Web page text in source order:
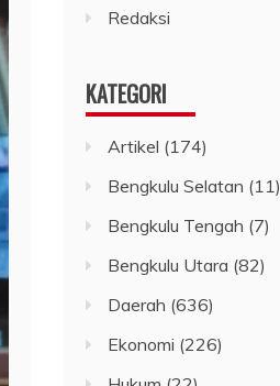
Redaksi
KATEGORI
Artikel (174)
Bengkulu Selatan (11)
Bengkulu Tengah (7)
Bengkulu Utara (82)
Daerah (636)
Ekonomi (226)